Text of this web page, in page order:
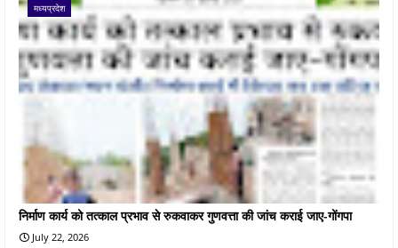
मध्यप्रदेश
निर्माण कार्य को तत्काल प्रभाव से रुकवाकर गुणवत्ता की जांच कराई जाए-गोंगपा
July 22, 2026